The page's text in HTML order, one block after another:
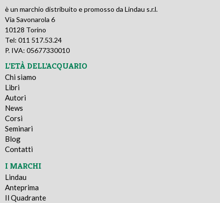
è un marchio distribuito e promosso da Lindau s.r.l.
Via Savonarola 6
10128 Torino
Tel: 011 517.53.24
P. IVA: 05677330010
L'ETÀ DELL'ACQUARIO
Chi siamo
Libri
Autori
News
Corsi
Seminari
Blog
Contatti
I MARCHI
Lindau
Anteprima
Il Quadrante